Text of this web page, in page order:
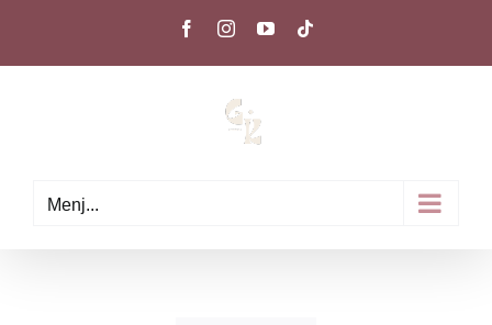
FacebookInstagramYouTube
Menj...